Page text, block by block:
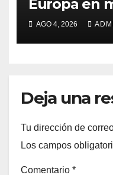
Europa en
calor
AGO 4, 2026
Deja una
Tu dirección de
Los campos
Comentario *